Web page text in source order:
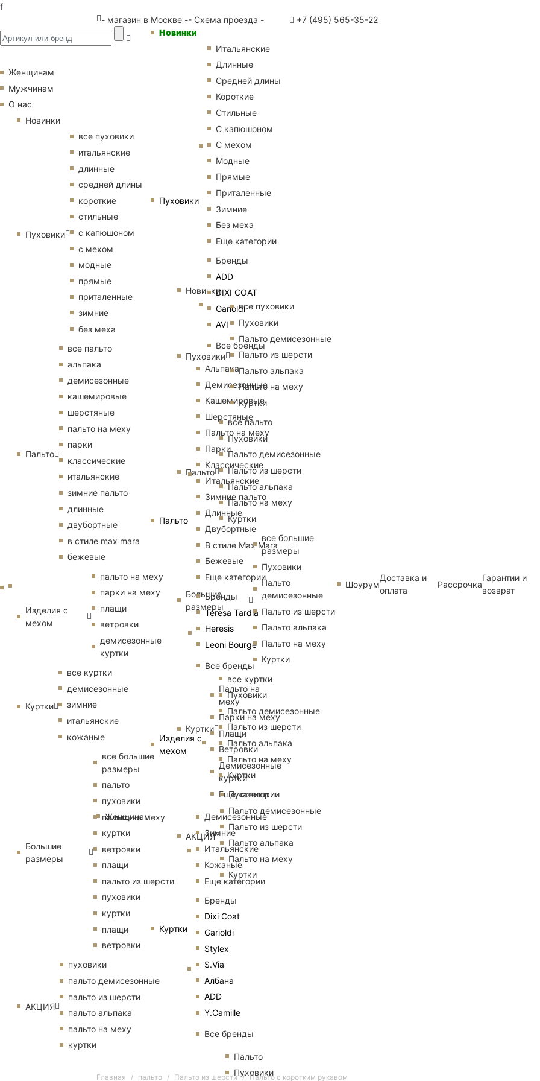
f
- магазин в Москве -- Схема проезда - +7 (495) 565-35-22
Женщинам
Новинки
Пуховики
Итальянские
Длинные
Средней длины
Короткие
Стильные
С капюшоном
С мехом
Модные
Прямые
Приталенные
Зимние
Без меха
Еще категории
Бренды
ADD
DIXI COAT
Garioldi
AVI
Все бренды
Пальто
Альпака
Демисезонные
Кашемировые
Шерстяные
Пальто на меху
Парки
Классические
Итальянские
Зимние пальто
Длинные
Двубортные
В стиле Max Mara
Бежевые
Еще категории
Бренды
Teresa Tardia
Heresis
Leoni Bourge
Все бренды
Изделия с
мехом
Пальто на
меху
Парки на меху
Плащи
Ветровки
Демисезонные
куртки
Еще категории
Куртки
Демисезонные
Зимние
Итальянские
Кожаные
Еще категории
Бренды
Dixi Coat
Garioldi
Stylex
S.Via
Албана
ADD
Y.Camille
Все бренды
Пальто
Пуховики
Женщинам
Мужчинам
О нас
Новинки
Пуховики
все пуховики
итальянские
длинные
средней длины
короткие
стильные
с капюшоном
с мехом
модные
прямые
приталенные
зимние
без меха
Пальто
все пальто
альпака
демисезонные
кашемировые
шерстяные
пальто на меху
парки
классические
итальянские
зимние пальто
длинные
двубортные
в стиле max mara
бежевые
Изделия с
мехом
пальто на меху
парки на меху
плащи
ветровки
демисезонные
куртки
Куртки
все куртки
демисезонные
зимние
итальянские
кожаные
Большие
размеры
все большие
размеры
пальто
пуховики
пальто на меху
куртки
ветровки
плащи
пальто из шерсти
пуховики
куртки
плащи
ветровки
АКЦИЯ
пуховики
пальто демисезонные
пальто из шерсти
пальто альпака
пальто на меху
куртки
Новинки
Пуховики
все пуховики
Пуховики
Пальто демисезонные
Пальто из шерсти
Пальто альпака
Пальто на меху
Куртки
Пальто
все пальто
Пуховики
Пальто демисезонные
Пальто из шерсти
Пальто альпака
Пальто на меху
Куртки
Большие
размеры
все большие
размеры
Пуховики
Пальто
демисезонные
Пальто из шерсти
Пальто альпака
Пальто на меху
Куртки
Куртки
все куртки
Пуховики
Пальто демисезонные
Пальто из шерсти
Пальто альпака
Пальто на меху
Куртки
АКЦИЯ
Пуховики
Пальто демисезонные
Пальто из шерсти
Пальто альпака
Пальто на меху
Куртки
Шоурум
Доставка и
оплата
Рассрочка
Гарантии и
возврат
Главная пальто Пальто из шерсти Пальто с коротким рукавом